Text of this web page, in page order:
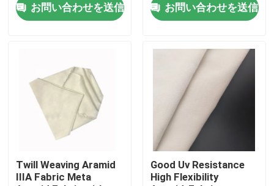
私達に連絡しなさい
引用を要求しなさい
メタAramidの生地
パラグラフのaramidの生地
お問い合わせを送信
お問い合わせを送信
Twill Weaving Aramid
IIIA Fabric Meta
Good Uv Resistance
High Flexibility